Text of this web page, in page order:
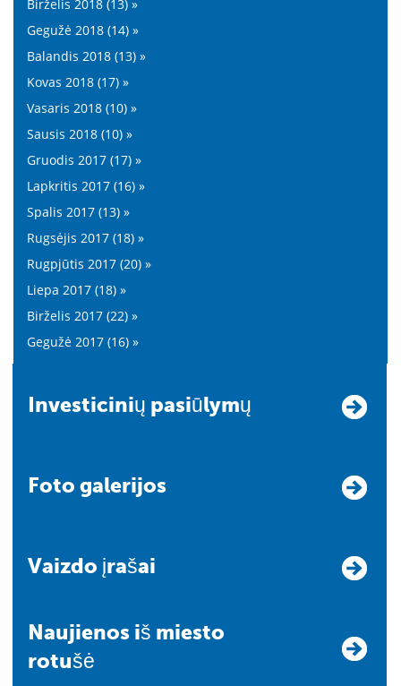
Birželis 2018 (13) »
Gegužė 2018 (14) »
Balandis 2018 (13) »
Kovas 2018 (17) »
Vasaris 2018 (10) »
Sausis 2018 (10) »
Gruodis 2017 (17) »
Lapkritis 2017 (16) »
Spalis 2017 (13) »
Rugsėjis 2017 (18) »
Rugpjūtis 2017 (20) »
Liepa 2017 (18) »
Birželis 2017 (22) »
Gegužė 2017 (16) »
Investicinių pasiūlymų
Foto galerijos
Vaizdo įrašai
Naujienos iš miesto
rotušė